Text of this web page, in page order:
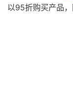
以95折购买产品